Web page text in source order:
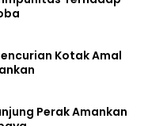
Kotak Amal
Perak Amankan